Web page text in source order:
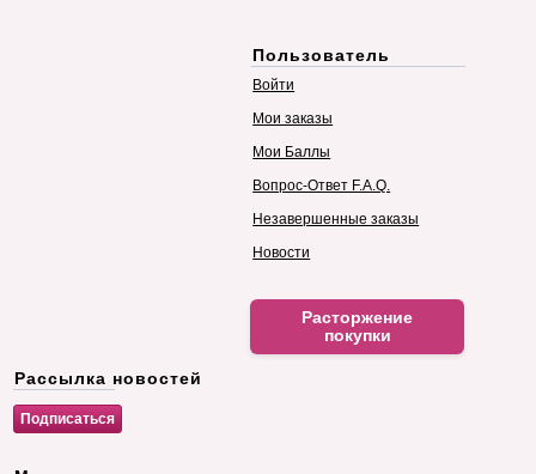
Пользователь
Войти
Мои заказы
Мои Баллы
Вопрос-Ответ F.A.Q.
Незавершенные заказы
Новости
Расторжение
покупки
Рассылка новостей